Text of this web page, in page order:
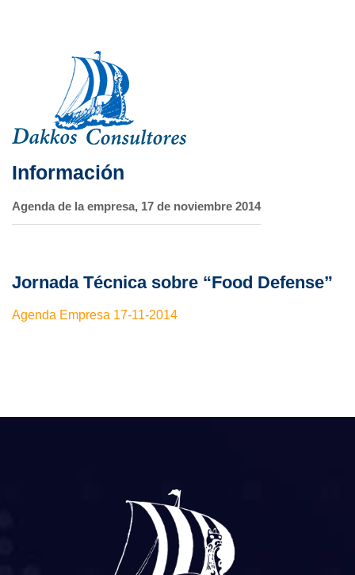
Información
Agenda de la empresa, 17 de noviembre 2014
Jornada Técnica sobre “Food Defense”
Agenda Empresa 17-11-2014